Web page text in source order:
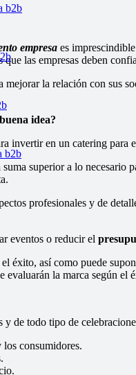
b2b
b2b
empresa es
las empresas deben
la relación con sus
idea?
invertir en un catering para
superior a lo necesario
profesionales y de
eventos o reducir el
éxito, así como puede
evaluarán la marca según el
de todo tipo de
los consumidores.